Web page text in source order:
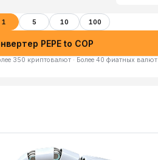
1 5 10 100
PEPE to COP
350 криптовалют · Более 40 фиатных валют